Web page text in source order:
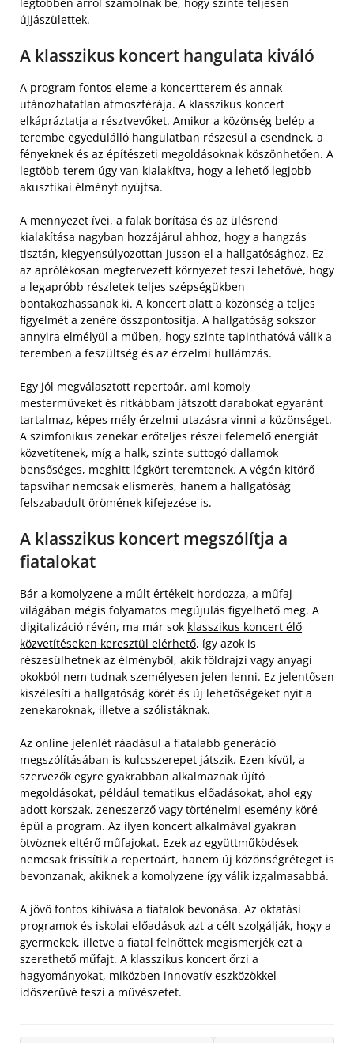
újjászülettek.
A klasszikus koncert hangulata kiváló
A program fontos eleme a koncertterem és annak
utánozhatatlan atmoszférája. A klasszikus koncert
elkápráztatja a résztvevőket. Amikor a közönség belép a
terembe egyedülálló hangulatban részesül a csendnek, a
fényeknek és az építészeti megoldásoknak köszönhetően. A
legtöbb terem úgy van kialakítva, hogy a lehető legjobb
akusztikai élményt nyújtsa.
A mennyezet ívei, a falak borítása és az ülésrend
kialakítása nagyban hozzájárul ahhoz, hogy a hangzás
tisztán, kiegyensúlyozottan jusson el a hallgatósághoz. Ez
az aprólékosan megtervezett környezet teszi lehetővé, hogy
a legapróbb részletek teljes szépségükben
bontakozhassanak ki. A koncert alatt a közönség a teljes
figyelmét a zenére összpontosítja. A hallgatóság sokszor
annyira elmélyül a műben, hogy szinte tapinthatóvá válik a
teremben a feszültség és az érzelmi hullámzás.
Egy jól megválasztott repertoár, ami komoly
mesterműveket és ritkábbam játszott darabokat egyaránt
tartalmaz, képes mély érzelmi utazásra vinni a közönséget.
A szimfonikus zenekar erőteljes részei felemelő energiát
közvetítenek, míg a halk, szinte suttogó dallamok
bensőséges, meghitt légkört teremtenek. A végén kitörő
tapsvihar nemcsak elismerés, hanem a hallgatóság
felszabadult örömének kifejezése is.
A klasszikus koncert megszólítja a
fiatalokat
Bár a komolyzene a múlt értékeit hordozza, a műfaj
világában mégis folyamatos megújulás figyelhető meg. A
digitalizáció révén, ma már sok klasszikus koncert élő
közvetítéseken keresztül elérhető, így azok is
részesülhetnek az élményből, akik földrajzi vagy anyagi
okokból nem tudnak személyesen jelen lenni. Ez jelentősen
kiszélesíti a hallgatóság körét és új lehetőségeket nyit a
zenekaroknak, illetve a szólistáknak.
Az online jelenlét ráadásul a fiatalabb generáció
megszólításában is kulcsszerepet játszik. Ezen kívül, a
szervezők egyre gyakrabban alkalmaznak újító
megoldásokat, például tematikus előadásokat, ahol egy
adott korszak, zeneszerző vagy történelmi esemény köré
épül a program. Az ilyen koncert alkalmával gyakran
ötvöznek eltérő műfajokat. Ezek az együttműködések
nemcsak frissítik a repertoárt, hanem új közönségréteget is
bevonzanak, akiknek a komolyzene így válik izgalmasabbá.
A jövő fontos kihívása a fiatalok bevonása. Az oktatási
programok és iskolai előadások azt a célt szolgálják, hogy a
gyermekek, illetve a fiatal felnőttek megismerjék ezt a
szerethető műfajt. A klasszikus koncert őrzi a
hagyományokat, miközben innovatív eszközökkel
időszerűvé teszi a művészetet.